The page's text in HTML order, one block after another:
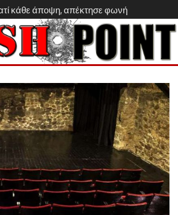
κάθε άποψη, απέκτησε φωνή
Skip
content